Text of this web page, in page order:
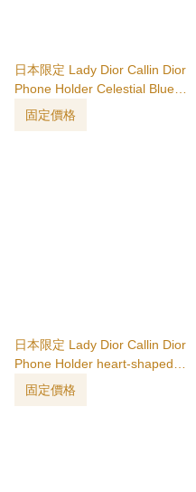
日本限定 Lady Dior Callin Dior
Phone Holder Celestial Blue
S0872OVRB_M32Z
固定價格
日本限定 Lady Dior Callin Dior
Phone Holder heart-shaped
S0872ONHG_M02N
固定價格